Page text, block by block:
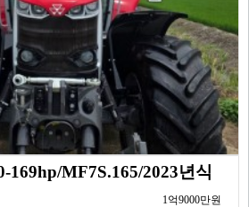
169hp/MF7S.165/2023년식
1억9000만원